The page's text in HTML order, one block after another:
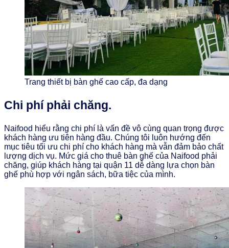
Trang thiết bị bàn ghế cao cấp, đa dạng
Chi phí phải chăng.
Naifood hiểu rằng chi phí là vấn đề vô cùng quan trọng được
khách hàng ưu tiên hàng đầu. Chúng tôi luôn hướng đến
mục tiêu tối ưu chi phí cho khách hàng mà vẫn đảm bảo chất
lượng dịch vụ. Mức giá cho thuê bàn ghế của Naifood phải
chăng, giúp khách hàng tại quận 11 dễ dàng lựa chọn bàn
ghế phù hợp với ngân sách, bữa tiệc của mình.